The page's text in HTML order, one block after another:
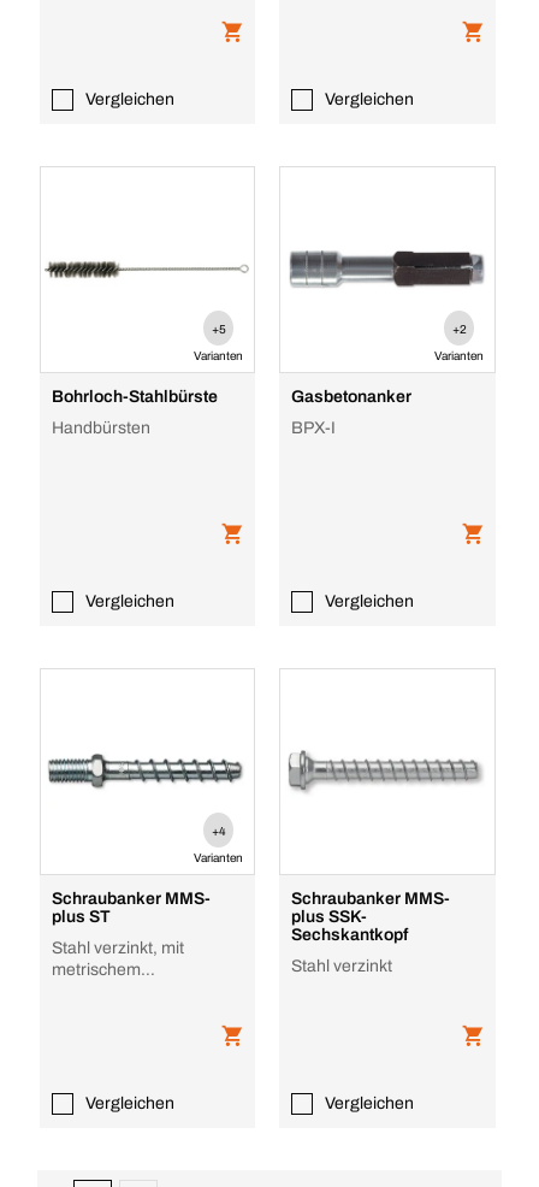
Vergleichen Vergleichen
+5
Varianten
Bohrloch-Stahlbürste
Handbürsten
Vergleichen
+2
Varianten
Gasbetonanker
BPX-I
Vergleichen
+4
Varianten
Schraubanker MMS-
plus ST
Stahl verzinkt, mit
metrischem
Vergleichen
Schraubanker MMS-
plus SSK-
Sechskantkopf
Stahl verzinkt
Vergleichen